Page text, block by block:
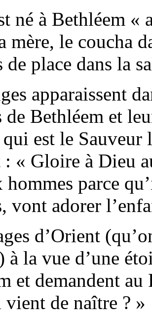
né à Bethléem
mère, le coucha
de place dans la
apparaissent
Bethléem et
est le
: « Gloire à Dieu
hommes parce
vont adorer
d’Orient
à la vue d’une
et demandent
de naître ? »